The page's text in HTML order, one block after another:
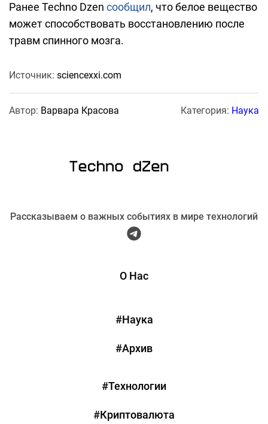
Ранее Techno Dzen сообщил, что белое вещество
может способствовать восстановлению после
травм спинного мозга.
Источник: sciencexxi.com
Автор: Варвара Красова Категория: Наука
Рассказываем о важных событиях в мире технологий
О Нас
#Наука
#Архив
#Технологии
#Криптовалюта